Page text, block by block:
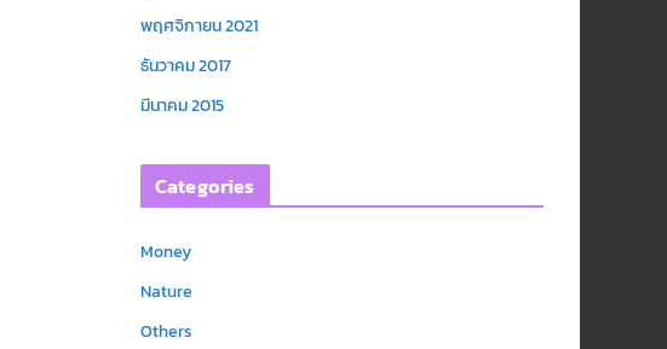
พฤศจิกายน 2021
ธันวาคม 2017
มีนาคม 2015
Categories
Money
Nature
Others